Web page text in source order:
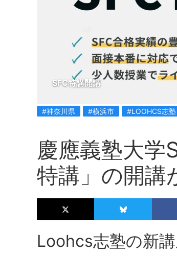
SFC特講開講
#神奈川県 #横浜市 #LOOHCS志塾
慶應義塾大学
特講」の開講
Loohcs志塾の新